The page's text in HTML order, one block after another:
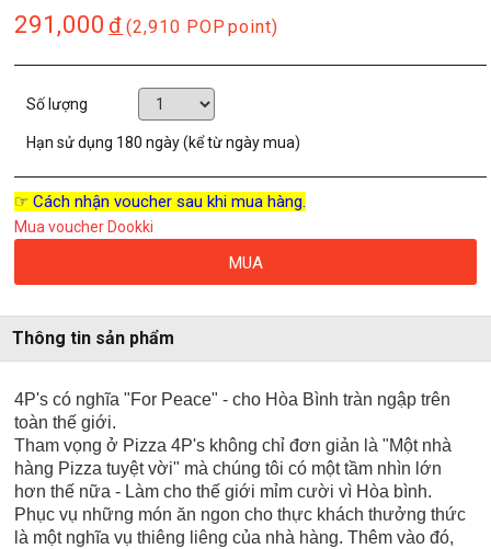
291,000 đ (2,910 POP point)
Số lượng
Hạn sử dụng 180 ngày (kể từ ngày mua)
☞ Cách nhận voucher sau khi mua hàng.
Mua voucher Dookki
MUA
Thông tin sản phẩm
4P's có nghĩa "For Peace" - cho Hòa Bình tràn ngập trên
toàn thế giới.
Tham vọng ở Pizza 4P's không chỉ đơn giản là "Một nhà
hàng Pizza tuyệt vời" mà chúng tôi có một tầm nhìn lớn
hơn thế nữa - Làm cho thế giới mỉm cười vì Hòa bình.
Phục vụ những món ăn ngon cho thực khách thưởng thức
là một nghĩa vụ thiêng liêng của nhà hàng. Thêm vào đó,